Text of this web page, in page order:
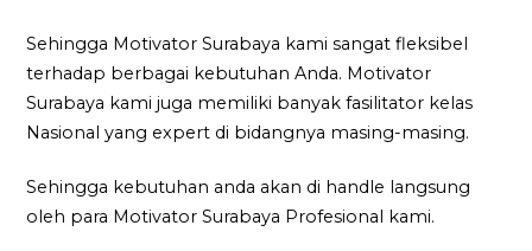
Sehingga Motivator Surabaya kami sangat fleksibel
terhadap berbagai kebutuhan Anda. Motivator
Surabaya kami juga memiliki banyak fasilitator kelas
Nasional yang expert di bidangnya masing-masing.
Sehingga kebutuhan anda akan di handle langsung
oleh para Motivator Surabaya Profesional kami.